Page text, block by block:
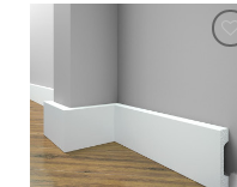
önskelistan